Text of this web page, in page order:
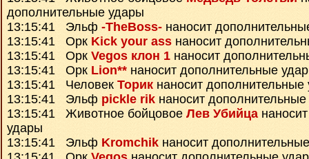
дополнительные удары
13:15:41 Эльф -TheBoss- наносит
13:15:41 Орк Kick your ass наносит
13:15:41 Орк Vegos клон 1 наносит
13:15:41 Орк Lion** наносит дополнительные
13:15:41 Человек Торик наносит дополнительные
13:15:41 Эльф pickle rik наносит
13:15:41 Животное бойцовое Лев Убийца
удары
13:15:41 Эльф Kromchik наносит